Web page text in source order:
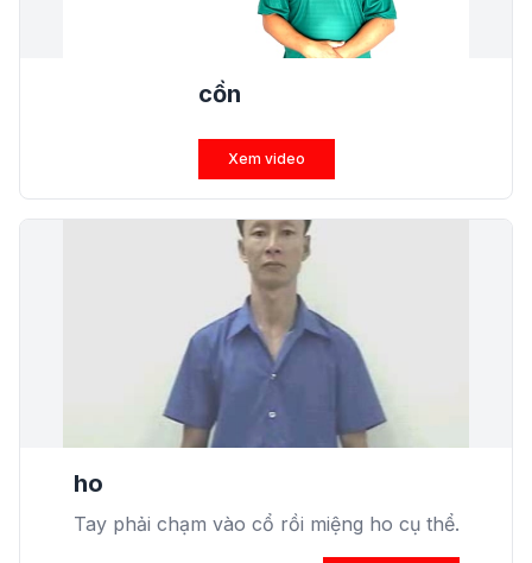
cồn
Xem video
ho
Tay phải chạm vào cổ rồi miệng ho cụ thể.